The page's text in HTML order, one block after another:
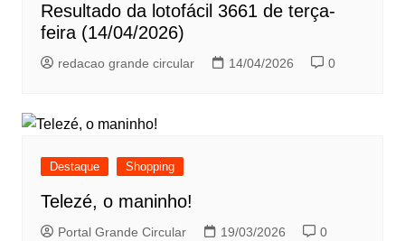
Resultado da lotofácil 3661 de terça-
feira (14/04/2026)
redacao grande circular 14/04/2026 0
Destaque Shopping
Telezé, o maninho!
Portal Grande Circular 19/03/2026 0